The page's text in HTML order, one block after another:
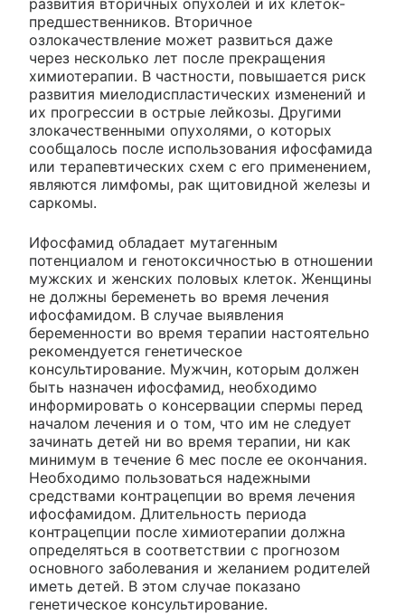
развития вторичных опухолей и их клеток-
предшественников. Вторичное
озлокачествление может развиться даже
через несколько лет после прекращения
химиотерапии. В частности, повышается риск
развития миелодиспластических изменений и
их прогрессии в острые лейкозы. Другими
злокачественными опухолями, о которых
сообщалось после использования ифосфамида
или терапевтических схем с его применением,
являются лимфомы, рак щитовидной железы и
саркомы.
Ифосфамид обладает мутагенным
потенциалом и генотоксичностью в отношении
мужских и женских половых клеток. Женщины
не должны беременеть во время лечения
ифосфамидом. В случае выявления
беременности во время терапии настоятельно
рекомендуется генетическое
консультирование. Мужчин, которым должен
быть назначен ифосфамид, необходимо
информировать о консервации спермы перед
началом лечения и о том, что им не следует
зачинать детей ни во время терапии, ни как
минимум в течение 6 мес после ее окончания.
Необходимо пользоваться надежными
средствами контрацепции во время лечения
ифосфамидом. Длительность периода
контрацепции после химиотерапии должна
определяться в соответствии с прогнозом
основного заболевания и желанием родителей
иметь детей. В этом случае показано
генетическое консультирование.